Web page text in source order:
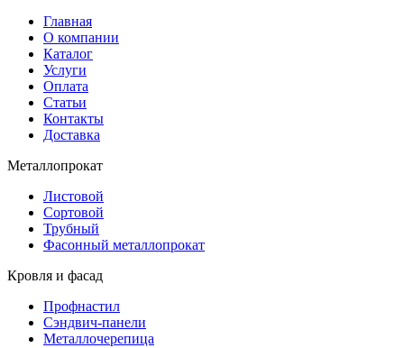
Главная
О компании
Каталог
Услуги
Оплата
Статьи
Контакты
Доставка
Металлопрокат
Листовой
Сортовой
Трубный
Фасонный металлопрокат
Кровля и фасад
Профнастил
Сэндвич-панели
Металлочерепица